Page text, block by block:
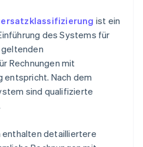
ist ein
des Systems für
Rechnungen mit
Nach dem
sind qualifizierte
enthalten detailliertere